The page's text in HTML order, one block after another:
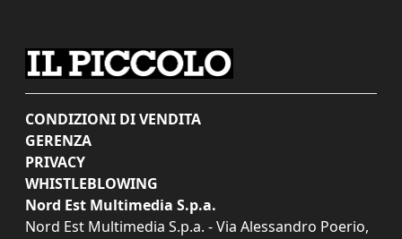
CONDIZIONI DI VENDITA
GERENZA
PRIVACY
WHISTLEBLOWING
Nord Est Multimedia S.p.a.
Nord Est Multimedia S.p.a. - Via Alessandro Poerio,